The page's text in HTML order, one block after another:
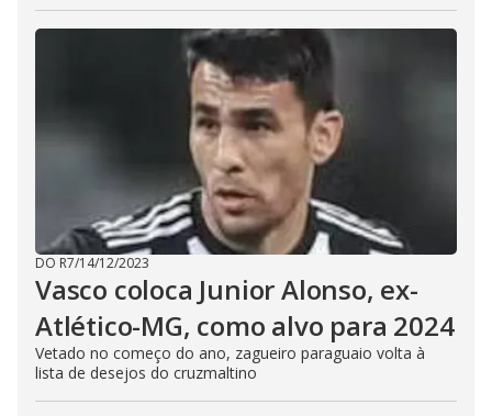
DO R7/14/12/2023
Vasco coloca Junior Alonso, ex-
Atlético-MG, como alvo para 2024
Vetado no começo do ano, zagueiro paraguaio volta à
lista de desejos do cruzmaltino